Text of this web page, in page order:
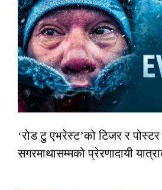
‘रोड टु एभरेस्ट’को टिजर र
सगरमाथासम्मको प्रेरणादायी